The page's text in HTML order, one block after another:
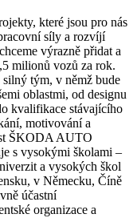
které jsou pro nás
síly a rozvíjí
výrazně přidat a
milionů vozů za rok.
tým, v němž bude
oblastmi, od designu
kvalifikace stávajícího
motivování a
ŠKODA AUTO
s vysokými školami –
a vysokých škol
v Německu, Číně
účastní
organizace a